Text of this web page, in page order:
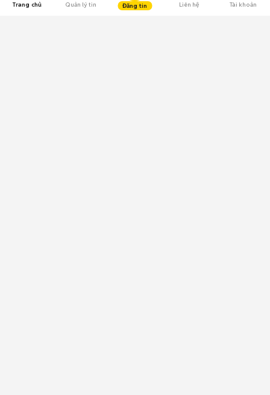
Trang chủ Quản lý tin Đăng tin Liên hệ Tài khoản